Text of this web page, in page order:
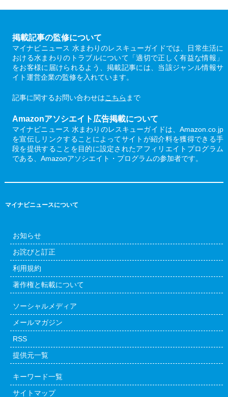
掲載記事の監修について
マイナビニュース 水まわりのレスキューガイドでは、日常生活に
おける水まわりのトラブルについて「適切で正しく有益な情報」
をお客様に届けられるよう、掲載記事には、当該ジャンル情報サ
イト運営企業の監修を入れています。
記事に関するお問い合わせはこちら まで
Amazonアソシエイト広告掲載について
マイナビニュース 水まわりのレスキューガイドは、Amazon.co.jp
を宣伝しリンクすることによってサイトが紹介料を獲得できる手
段を提供することを目的に設定されたアフィリエイトプログラム
である、Amazonアソシエイト・プログラムの参加者です。
マイナビニュースについて
お知らせ
お詫びと訂正
利用規約
著作権と転載について
ソーシャルメディア
メールマガジン
RSS
提供元一覧
キーワード一覧
サイトマップ